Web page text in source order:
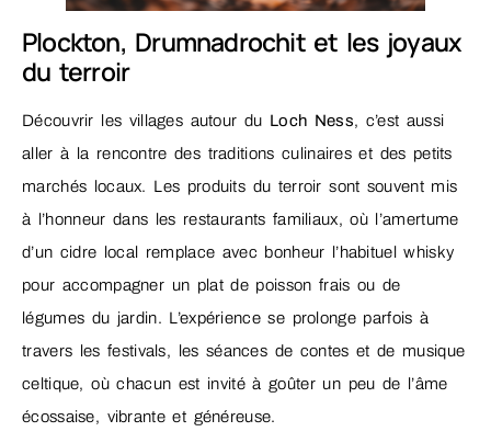
Plockton, Drumnadrochit et les joyaux
du terroir
Découvrir les villages autour du Loch Ness, c’est aussi
aller à la rencontre des traditions culinaires et des petits
marchés locaux. Les produits du terroir sont souvent mis
à l’honneur dans les restaurants familiaux, où l’amertume
d’un cidre local remplace avec bonheur l’habituel whisky
pour accompagner un plat de poisson frais ou de
légumes du jardin. L’expérience se prolonge parfois à
travers les festivals, les séances de contes et de musique
celtique, où chacun est invité à goûter un peu de l’âme
écossaise, vibrante et généreuse.